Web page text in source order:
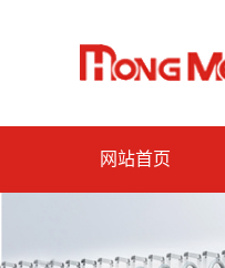
网站首页